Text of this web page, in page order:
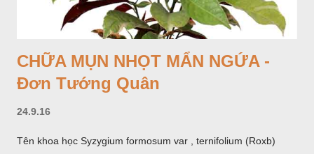
CHỮA MỤN NHỌT MẨN NGỨA -
Đơn Tướng Quân
24.9.16
Tên khoa học Syzygium formosum var , ternifolium (Roxb)